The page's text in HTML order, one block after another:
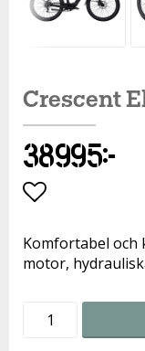
Crescent
38 995 kr
Komfortabel och
motor,